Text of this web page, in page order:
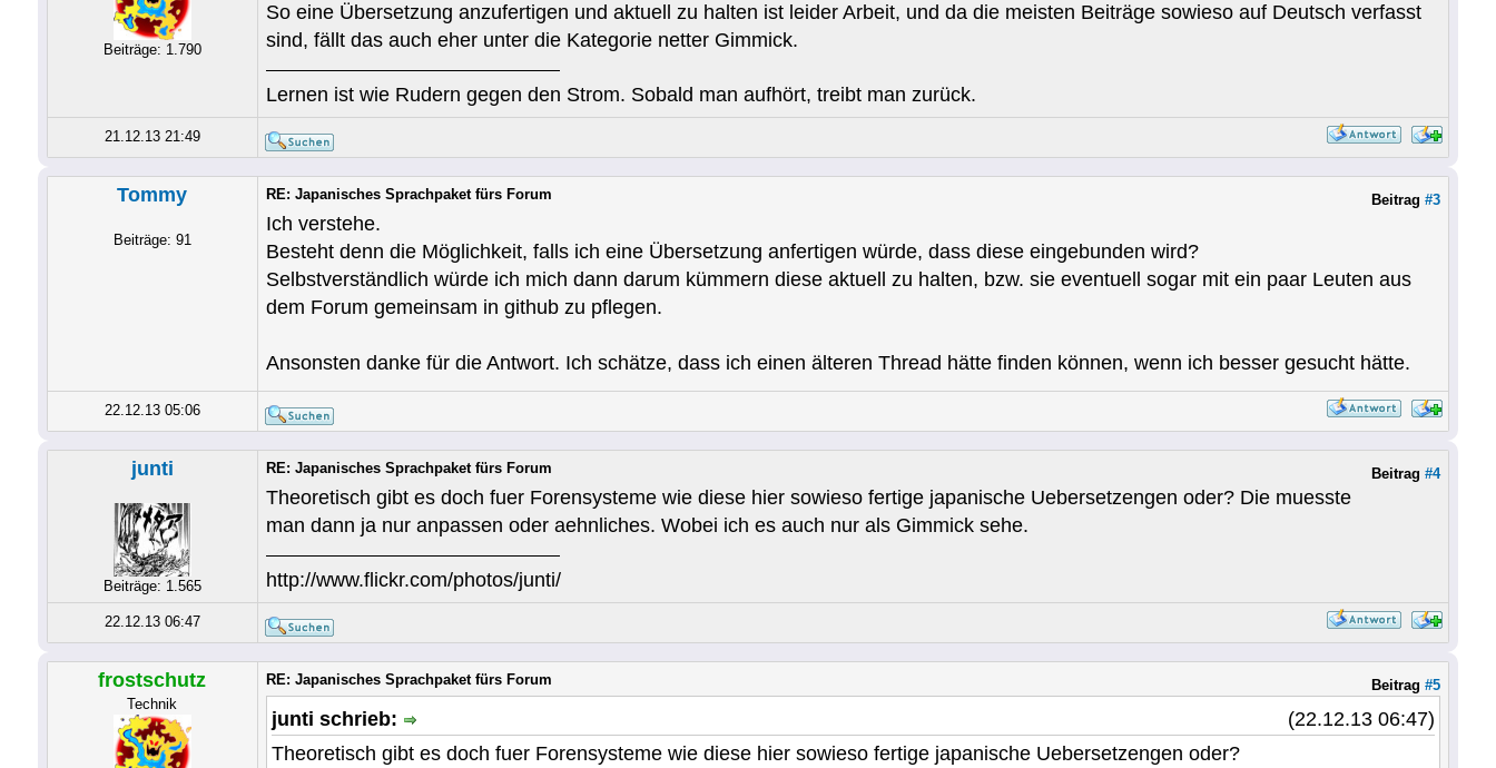
Beiträge: 1.790
So eine Übersetzung anzufertigen und aktuell zu halten ist leider Arbeit, und da die meisten Beiträge sowieso auf Deutsch verfasst
sind, fällt das auch eher unter die Kategorie netter Gimmick.
Lernen ist wie Rudern gegen den Strom. Sobald man aufhört, treibt man zurück.
21.12.13 21:49
Tommy
Beiträge: 91
Beitrag #3
RE: Japanisches Sprachpaket fürs Forum
Ich verstehe.
Besteht denn die Möglichkeit, falls ich eine Übersetzung anfertigen würde, dass diese eingebunden wird?
Selbstverständlich würde ich mich dann darum kümmern diese aktuell zu halten, bzw. sie eventuell sogar mit ein paar Leuten aus
dem Forum gemeinsam in github zu pflegen.
Ansonsten danke für die Antwort. Ich schätze, dass ich einen älteren Thread hätte finden können, wenn ich besser gesucht hätte.
22.12.13 05:06
junti
Beiträge: 1.565
Beitrag #4
RE: Japanisches Sprachpaket fürs Forum
Theoretisch gibt es doch fuer Forensysteme wie diese hier sowieso fertige japanische Uebersetzengen oder? Die muesste
man dann ja nur anpassen oder aehnliches. Wobei ich es auch nur als Gimmick sehe.
http://www.flickr.com/photos/junti/
22.12.13 06:47
frostschutz
Technik
Beitrag #5
RE: Japanisches Sprachpaket fürs Forum
(22.12.13 06:47)
junti schrieb:
Theoretisch gibt es doch fuer Forensysteme wie diese hier sowieso fertige japanische Uebersetzengen oder?